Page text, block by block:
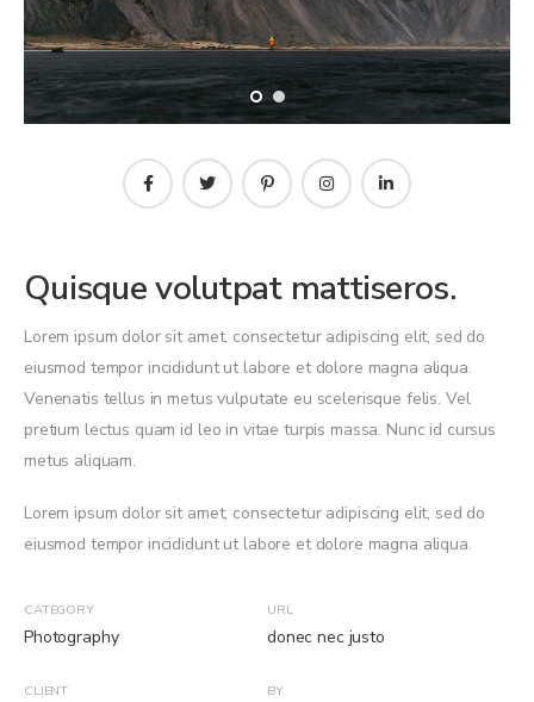
Quisque volutpat mattiseros.
Lorem ipsum dolor sit amet, consectetur adipiscing elit, sed do
eiusmod tempor incididunt ut labore et dolore magna aliqua.
Venenatis tellus in metus vulputate eu scelerisque felis. Vel
pretium lectus quam id leo in vitae turpis massa. Nunc id cursus
metus aliquam.
Lorem ipsum dolor sit amet, consectetur adipiscing elit, sed do
eiusmod tempor incididunt ut labore et dolore magna aliqua.
CATEGORY
Photography
URL
donec nec justo
CLIENT BY